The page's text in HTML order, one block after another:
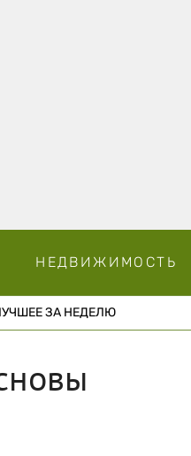
НЕДВИЖИМОСТЬ
ЗА НЕДЕЛЮ